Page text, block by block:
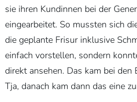
sie ihren Kundinnen bei der
eingearbeitet. So mussten sich
die geplante Frisur inklusive
einfach vorstellen, sondern
direkt ansehen. Das kam bei den
Tja, danach kam dann das eine